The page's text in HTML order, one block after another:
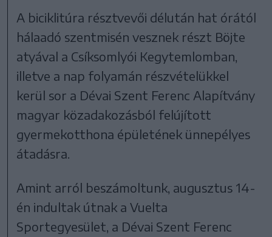
A biciklitúra résztvevői délután hat órától
hálaadó szentmisén vesznek részt Böjte
atyával a Csíksomlyói Kegytemlomban,
illetve a nap folyamán részvételükkel
kerül sor a Dévai Szent Ferenc Alapítvány
magyar közadakozásból felújított
gyermekotthona épületének ünnepélyes
átadásra.
Amint arról beszámoltunk, augusztus 14-
én indultak útnak a Vuelta
Sportegyesület, a Dévai Szent Ferenc